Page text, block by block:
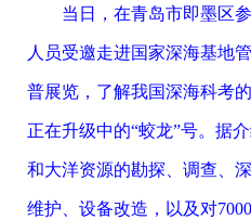
当日，在青岛市即墨区
人员受邀走进国家深海基地
普展览，了解我国深海科考
正在升级中的“蛟龙”号。据
和大洋资源的勘探、调查、
维护、设备改造，以及对